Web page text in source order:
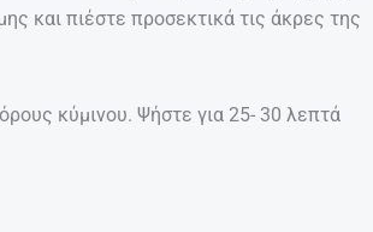
και πιέστε προσεκτικά τις άκρες της
κύμινου. Ψήστε για 25- 30 λεπτά